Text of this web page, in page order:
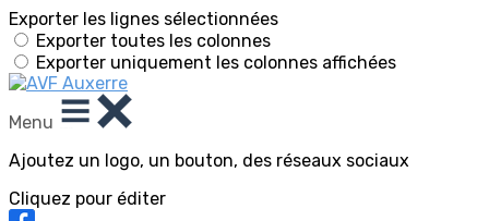
Exporter les lignes sélectionnées
Exporter toutes les colonnes
Exporter uniquement les colonnes affichées
Menu
Ajoutez un logo, un bouton, des réseaux sociaux
Cliquez pour éditer